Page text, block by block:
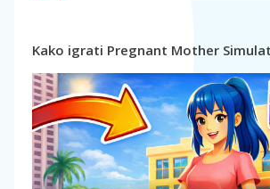
Kako igrati Pregnant Mother